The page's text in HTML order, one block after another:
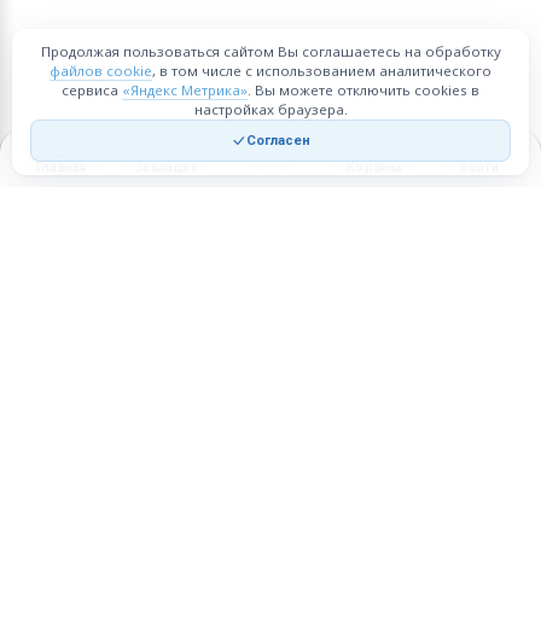
Главная Закладки Корзина Войти
Продолжая пользоваться сайтом Вы соглашаетесь на обработку
файлов cookie, в том числе с использованием аналитического
сервиса «Яндекс Метрика». Вы можете отключить cookies в
настройках браузера.
Согласен